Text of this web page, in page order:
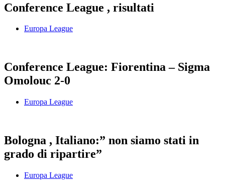
Conference League , risultati
Europa League
Conference League: Fiorentina – Sigma
Omolouc 2-0
Europa League
Bologna , Italiano:” non siamo stati in
grado di ripartire”
Europa League